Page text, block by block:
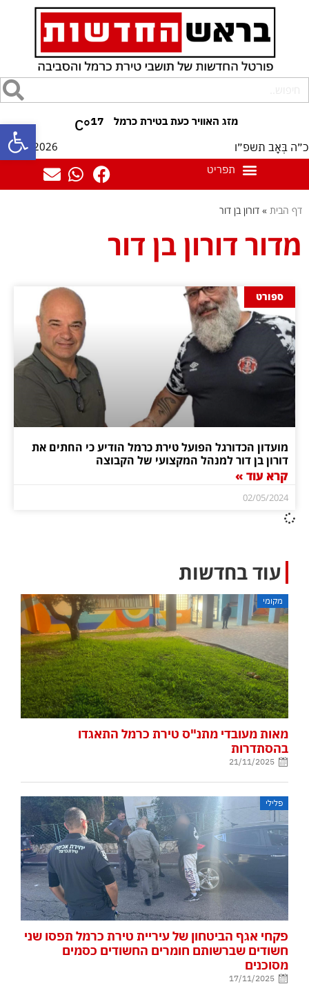
פתח 17
°C
כ״ה בְּאָב תשפ״ו 08/08/2026
דף הבית » דורון בן דור
מדור דורון בן דור
ספורט
מועדון הכדורגל הפועל טירת כרמל הודיע כי החתים את
דורון בן דור למנהל המקצועי של הקבוצה
קרא עוד »
02/05/2024
עוד בחדשות
מקומי
מאות מעובדי מתנ"ס טירת כרמל התאגדו
בהסתדרות
21/11/2025
פלילי
פקחי אגף הביטחון של עיריית טירת כרמל תפסו שני
חשודים שברשותם חומרים החשודים כסמים
מסוכנים
17/11/2025